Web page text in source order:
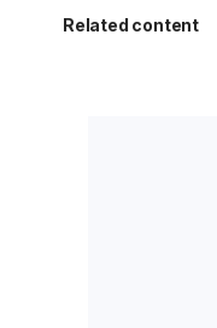
Related content